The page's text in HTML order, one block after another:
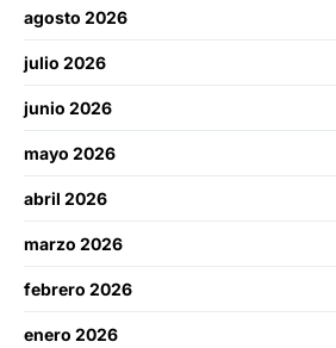
agosto 2026
julio 2026
junio 2026
mayo 2026
abril 2026
marzo 2026
febrero 2026
enero 2026